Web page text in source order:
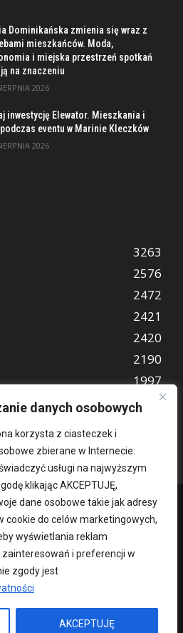
danych osobowych
korzysta z ciasteczek i
zbierane w Internecie:
usługi na najwyższym
klikając AKCEPTUJĘ,
dane osobowe takie jak adresy
cookie do celów marketingowych,
wyświetlania reklam
i preferencji w
zgody jest
AKCEPTUJĘ
Dominikańska zmienia się wraz z
mieszkańców. Moda,
i miejska przestrzeń spotkań
na znaczeniu
2026
inwestycję Elewator. Mieszkania i
eventu w Marinie Kleczków
2026
3263
2576
2472
2421
2420
2190
1997
849